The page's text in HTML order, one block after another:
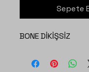
Sepete
BONE DİKİŞSİZ